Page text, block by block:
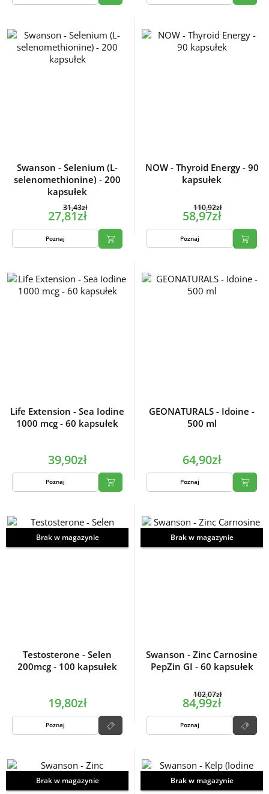
Swanson - Selenium (L-
selenomethionine) - 200
kapsułek
31,43zł
27,81zł
Poznaj
NOW - Thyroid Energy - 90
kapsułek
110,92zł
58,97zł
Poznaj
Life Extension - Sea Iodine
1000 mcg - 60 kapsułek
39,90zł
Poznaj
GEONATURALS - Idoine -
500 ml
64,90zł
Poznaj
Brak w magazynie
Testosterone - Selen
200mcg - 100 kapsułek
19,80zł
Poznaj
Brak w magazynie
Swanson - Zinc Carnosine
PepZin GI - 60 kapsułek
102,07zł
84,99zł
Poznaj
Brak w magazynie Brak w magazynie